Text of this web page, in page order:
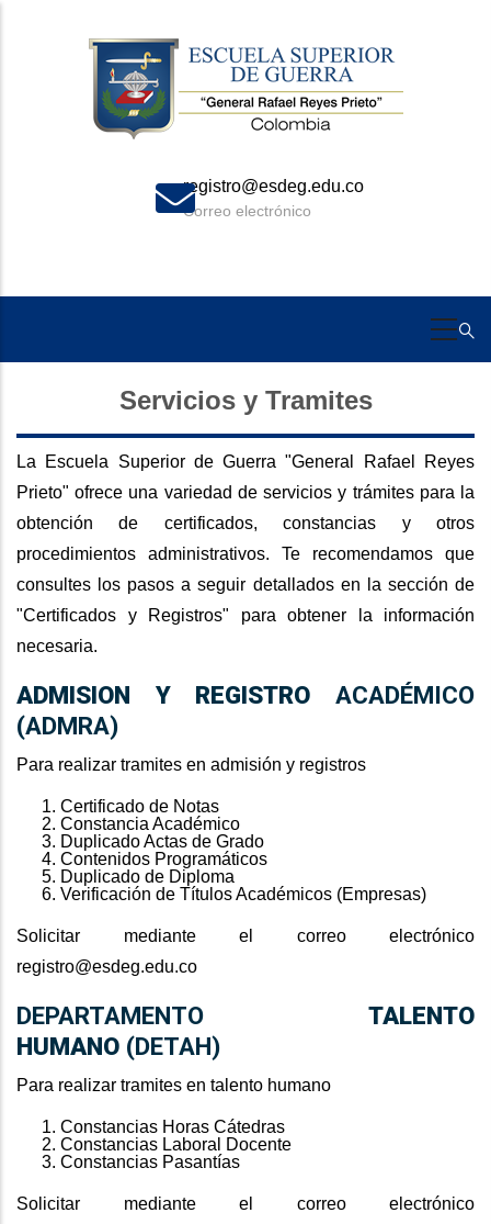
registro@esdeg.edu.co
Correo electrónico
Servicios y Tramites
La Escuela Superior de Guerra "General Rafael Reyes
Prieto" ofrece una variedad de servicios y trámites para la
obtención de certificados, constancias y otros
procedimientos administrativos. Te recomendamos que
consultes los pasos a seguir detallados en la sección de
"Certificados y Registros" para obtener la información
necesaria.
ADMISION Y REGISTRO ACADÉMICO
(ADMRA)
Para realizar tramites en admisión y registros
Certificado de Notas
Constancia Académico
Duplicado Actas de Grado
Contenidos Programáticos
Duplicado de Diploma
Verificación de Títulos Académicos (Empresas)
Solicitar mediante el correo electrónico
registro@esdeg.edu.co
DEPARTAMENTO TALENTO
HUMANO (DETAH)
Para realizar tramites en talento humano
Constancias Horas Cátedras
Constancias Laboral Docente
Constancias Pasantías
Solicitar mediante el correo electrónico